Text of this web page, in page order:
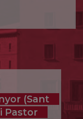
(Sant
Pastor